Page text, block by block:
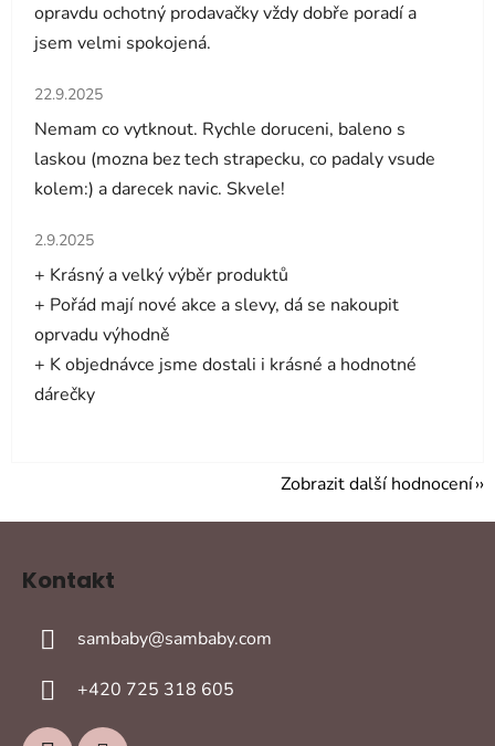
opravdu ochotný prodavačky vždy dobře poradí a
jsem velmi spokojená.
Hodnocení obchodu je 5 z 5 hvězdiček.
22.9.2025
Nemam co vytknout. Rychle doruceni, baleno s
laskou (mozna bez tech strapecku, co padaly vsude
kolem:) a darecek navic. Skvele!
Hodnocení obchodu je 5 z 5 hvězdiček.
2.9.2025
+ Krásný a velký výběr produktů
+ Pořád mají nové akce a slevy, dá se nakoupit
oprvadu výhodně
+ K objednávce jsme dostali i krásné a hodnotné
dárečky
Zobrazit další hodnocení
Kontakt
sambaby@sambaby.com
+420 725 318 605